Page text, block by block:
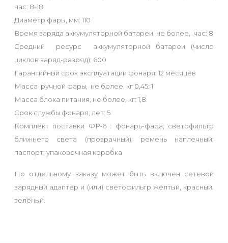
час: 8-18
Диаметр фары, мм: 110
Время заряда аккумуляторной батареи, не более, час: 8
Средний ресурс аккумуляторной батареи (число
циклов заряд-разряд): 600
Гарантийный срок эксплуатации фонаря: 12 месяцев
Масса ручной фары, не более, кг 0,45: 1
Масса блока питания, не более, кг: 1,8
Срок службы фонаря, лет: 5
Комплект поставки ФР-6 : фонарь-фара; светофильтр
ближнего света (прозрачный); ремень наплечный;
паспорт; упаковочная коробка
По отдельному заказу может быть включён сетевой
зарядный адаптер и (или) светофильтр жёлтый, красный,
зелёный.